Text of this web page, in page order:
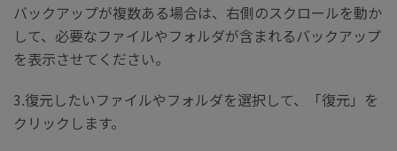
バックアップが複数ある場合は、右側のスクロールを動か
して、必要なファイルやフォルダが含まれるバックアップ
を表示させてください。
3.復元したいファイルやフォルダを選択して、「復元」を
クリックします。